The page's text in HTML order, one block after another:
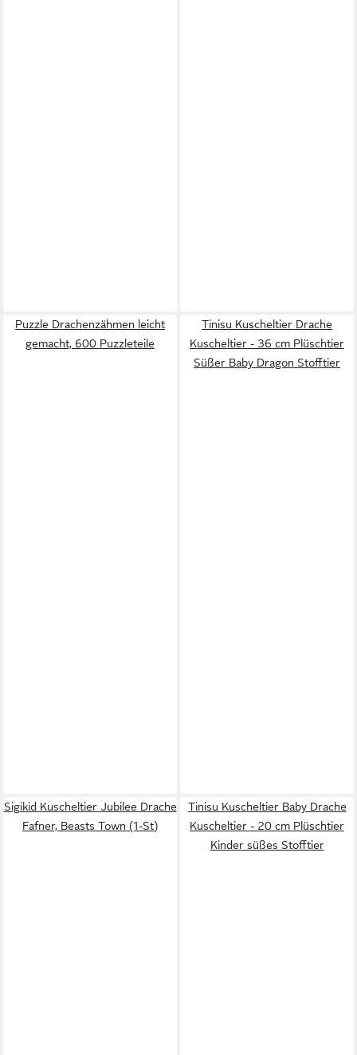
Puzzle Drachenzähmen leicht
gemacht, 600 Puzzleteile
Tinisu Kuscheltier Drache
Kuscheltier - 36 cm Plüschtier
Süßer Baby Dragon Stofftier
Sigikid Kuscheltier Jubilee Drache
Fafner, Beasts Town (1-St)
Tinisu Kuscheltier Baby Drache
Kuscheltier - 20 cm Plüschtier
Kinder süßes Stofftier